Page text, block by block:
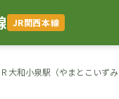
JR関西本線
Ｒ大和小泉駅（やまとこいず